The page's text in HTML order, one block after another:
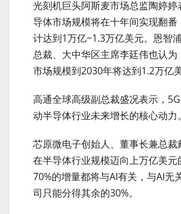
光刻机巨头阿斯麦市场总监陶婷婷
导体市场规模将在十年间实现翻番
计达到1万亿~1.3万亿美元。恩智
总裁、大中华区主席李廷伟也认为
市场规模到2030年将达到1.2万亿美
高通全球高级副总裁盛况表示，
动半导体行业未来增长的核心动力。
芯原微电子创始人、董事长兼总裁
在半导体行业规模迈向上万亿美元
70%的增量都将与AI有关，与AI无
司只能分得其余的30%。